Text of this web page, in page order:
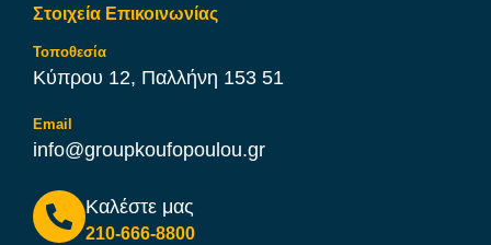
Στοιχεία Επικοινωνίας
Τοποθεσία
Κύπρου 12, Παλλήνη 153 51
Email
info@groupkoufopoulou.gr
Καλέστε μας
210-666-8800